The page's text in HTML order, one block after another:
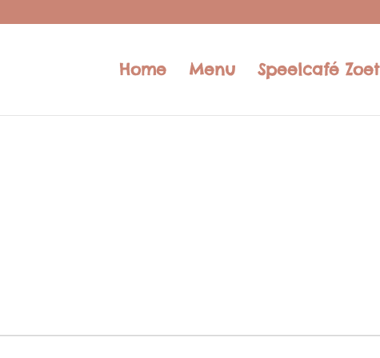
Home Menu Speelcafé Zoet